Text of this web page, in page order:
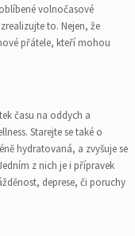
volnočasové
to. Nejen, že
přátele, kteří mohou
času na oddych a
Starejte se také o
hydratovaná, a zvyšuje se
z nich je i přípravek
deprese, či poruchy